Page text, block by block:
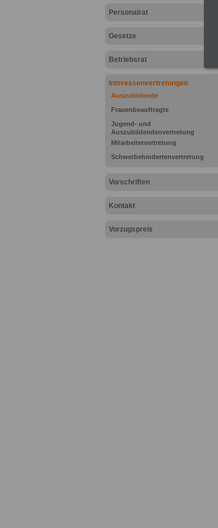
Personalrat
Gesetze
Betriebsrat
Interessenvertretungen
Auszubildende
Frauenbeauftragte
Jugend- und
Auszubildendenvertretung
Mitarbeitervertretung
Schwerbehindertenvertretung
Vorschriften
Kontakt
Vorzugspreis